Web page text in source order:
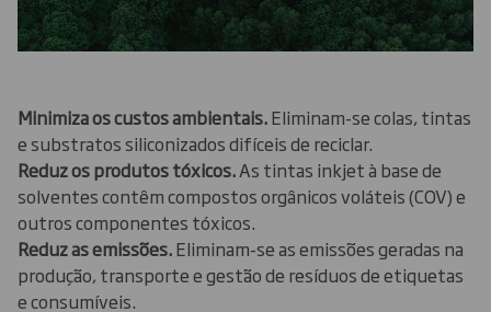
Minimiza os custos ambientais.Eliminam-se colas, tintas
e substratos siliconizados difíceis de reciclar.
Reduz os produtos tóxicos.As tintas inkjet à base de
solventes contêm compostos orgânicos voláteis (COV) e
outros componentes tóxicos.
Reduz as emissões.Eliminam-se as emissões geradas na
produção, transporte e gestão de resíduos de etiquetas
e consumíveis.